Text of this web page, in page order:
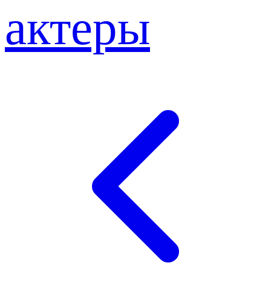
актеры